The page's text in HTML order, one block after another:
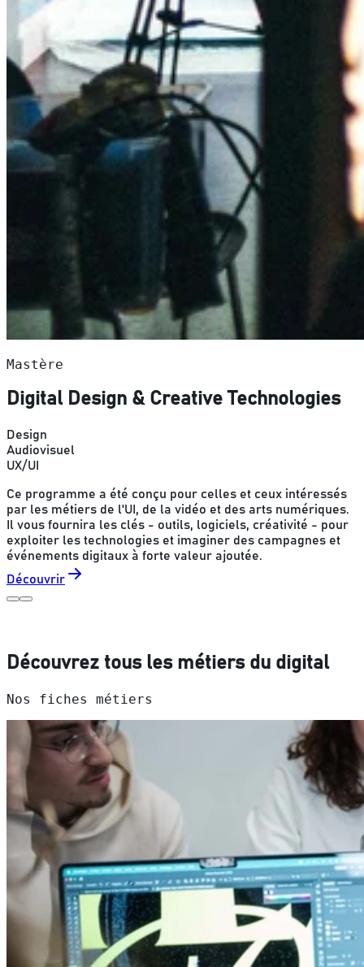
Mastère
Digital Design & Creative Technologies
Design
Audiovisuel
UX/UI
Ce programme a été conçu pour celles et ceux intéressés
par les métiers de l'UI, de la vidéo et des arts numériques.
Il vous fournira les clés - outils, logiciels, créativité - pour
exploiter les technologies et imaginer des campagnes et
événements digitaux à forte valeur ajoutée.
Découvrir
Découvrez tous les métiers du digital
Nos fiches métiers